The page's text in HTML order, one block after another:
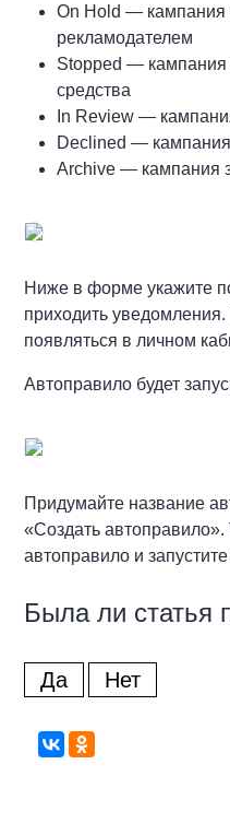
On Hold — кампания
рекламодателем
Stopped — кампания
средства
In Review —
Declined —
Archive — кампания
Ниже в форме укажите
приходить
появляться в личном
Автоправило будет
Придумайте название
«Создать автоправило».
автоправило и
Была ли статья
Да Нет